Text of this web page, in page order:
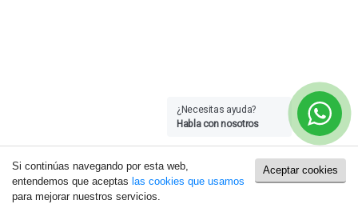
¿Necesitas ayuda?
Habla con nosotros
Aceptar cookies
Si continúas navegando por esta web,
entendemos que aceptas las cookies que usamos
para mejorar nuestros servicios.